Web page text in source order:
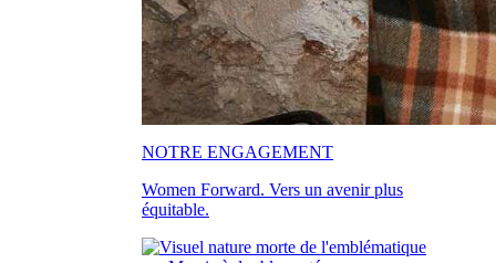
NOTRE ENGAGEMENT
Women Forward. Vers un avenir plus
équitable.